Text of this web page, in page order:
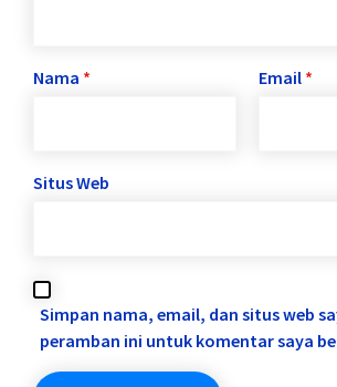
Nama * Email *
Situs Web
Simpan nama, email, dan situs web
peramban ini untuk komentar saya